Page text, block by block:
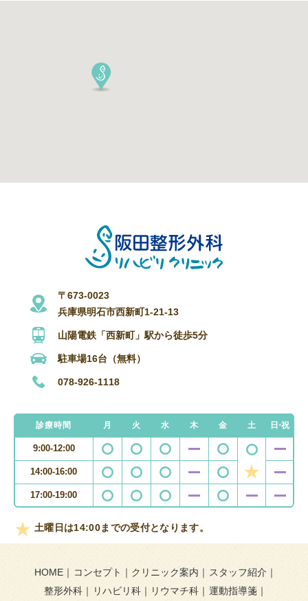
〒673-0023
兵庫県明石市西新町1-21-13
山陽電鉄「西新町」駅から徒歩5分
駐車場16台（無料）
078-926-1118
診療時間 月 火 水 木 金 土 日・祝
9:00-12:00
14:00-16:00
17:00-19:00
土曜日は14:00までの受付となります。
HOME コンセプト クリニック案内
スタッフ紹介
整形外科
リハビリ科 リウマチ科 運動指導箋